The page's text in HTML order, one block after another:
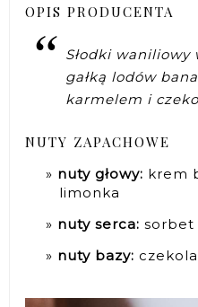
OPIS PRODUCENTA
Słodki waniliowy
gałką lodów
karmelem i
NUTY ZAPACHOWE
nuty głowy: krem
limonka
nuty serca: sorbet
nuty bazy: